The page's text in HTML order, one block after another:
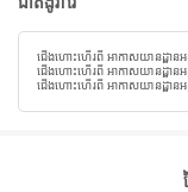
ជើងហោះហើរពី អាកាសយានដ្ឋានអន្
ជើងហោះហើរពី អាកាសយានដ្ឋានអ
ជើងហោះហើរពី អាកាសយានដ្ឋានអន្